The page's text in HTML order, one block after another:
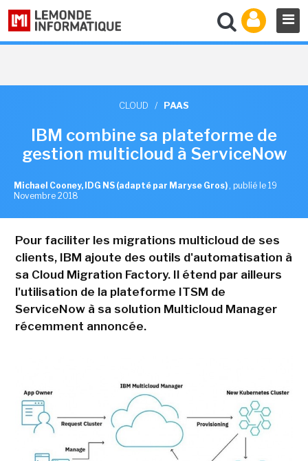
CLOUD / PAAS
IBM combine sa plateforme de
gestion multicloud à ServiceNow
Michael Cooney, IDG NS (adapté par Maryse Gros) , publié le 19
Novembre 2018
Pour faciliter les migrations multicloud de ses
clients, IBM ajoute des outils d'automatisation à
sa Cloud Migration Factory. Il étend par ailleurs
l'utilisation de la plateforme ITSM de
ServiceNow à sa solution Multicloud Manager
récemment annoncée.